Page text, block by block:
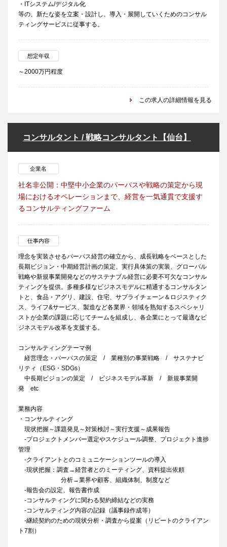
・ITシステム/デジタル化
等の、新たな姿を立案・設計し、導入・展開していくためのコンサル
ティングサービスに従事する。
想定年収
～2000万円程度
この求人の詳細情報を見る
コンサルタント / 戦略コンサルタント【仙台】
企業名
社名非公開：中堅中小企業のパーパスや戦略の策定から現
場におけるオペレーションまで、経営を一気通貫で支援す
るコンサルティングファーム
仕事内容
理念を実装させるパーパス経営の確立から、成長戦略をベースとした
長期ビジョン・中期経営計画の策定、実行具体策の実装、グローバル
戦略や新規事業開発などのサステナブル経営に必要不可欠なコンサル
ティングを提供。多種多様なビジネスモデルに精通するコンサルタン
トと、食品・アグリ、建設、住宅、サプライチェーン＆ロジスティク
ス、ライフ&サービス、製造など各業界・領域を熟知するスペシャリ
ストが企業の課題に応じてチームを組成し、各企業にとって最適なビ
ジネスモデル改革を支援する。
コンサルティングテーマ例
経営理念・パーパスの策定 / 業種別の事業戦略 / サステナビ
リティ（ESG・SDGs）
中長期ビジョンの策定 / ビジネスモデル革新 / 新規事業開
発 etc
業務内容
・コンサルティング
現状把握～課題発見～対策検討～実行支援～成果報告
‐プロジェクトメンバー選定やスケジュール調整、プロジェクト進捗
管理
‐クライアントとのコミュニケーションツールの導入
‐現状把握：調査→経営者とのミーティング、資料提出依頼
分析→業界や顧客、組織体制、制度など
‐報告会の設定、報告書作成
‐コンサルティングに関わる契約締結などの実務
‐コンサルティング内容の記録（議事録作成等）
‐継続契約のための現状分析・調査から提案（リピートのクライアン
ト7割）